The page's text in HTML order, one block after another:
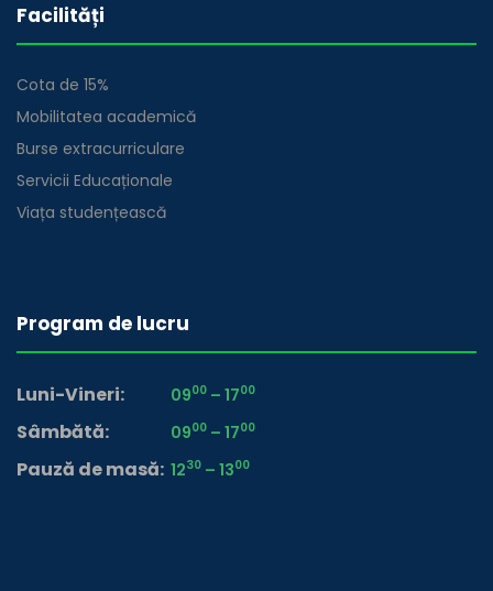
Facilități
Cota de 15%
Mobilitatea academică
Burse extracurriculare
Servicii Educaționale
Viața studențească
Program de lucru
Luni-Vineri 0900 – 1700
Sâmbătă 0900 – 1700
Pauză de masă 1230 – 1300